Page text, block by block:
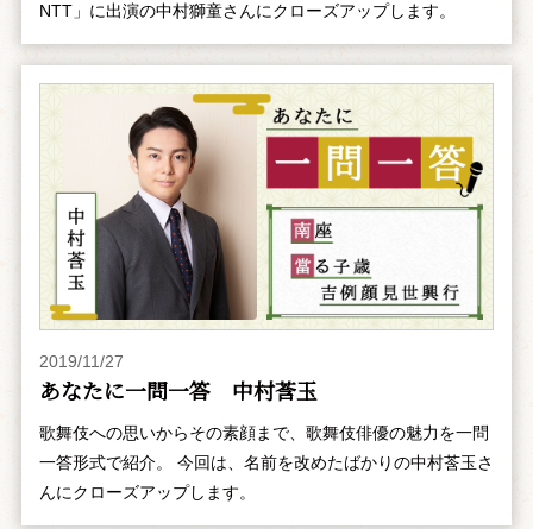
NTT」に出演の中村獅童さんにクローズアップします。
2019/11/27
あなたに一問一答 中村莟玉
歌舞伎への思いからその素顔まで、歌舞伎俳優の魅力を一問
一答形式で紹介。 今回は、名前を改めたばかりの中村莟玉さ
んにクローズアップします。